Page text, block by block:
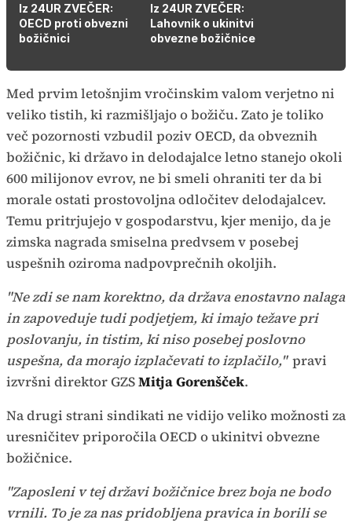
Iz 24UR ZVEČER:
OECD proti obvezni
božičnici
Iz 24UR ZVEČER:
Lahovnik o ukinitvi
obvezne božičnice
Med prvim letošnjim vročinskim valom verjetno ni
veliko tistih, ki razmišljajo o božiču. Zato je toliko
več pozornosti vzbudil poziv OECD, da obveznih
božičnic, ki državo in delodajalce letno stanejo okoli
600 milijonov evrov, ne bi smeli ohraniti ter da bi
morale ostati prostovoljna odločitev delodajalcev.
Temu pritrjujejo v gospodarstvu, kjer menijo, da je
zimska nagrada smiselna predvsem v posebej
uspešnih oziroma nadpovprečnih okoljih.
"Ne zdi se nam korektno, da država enostavno nalaga
in zapoveduje tudi podjetjem, ki imajo težave pri
poslovanju, in tistim, ki niso posebej poslovno
uspešna, da morajo izplačevati to izplačilo," pravi
izvršni direktor GZSMitja Gorenšček.
Na drugi strani sindikati ne vidijo veliko možnosti za
uresničitev priporočila OECD o ukinitvi obvezne
božičnice.
"Zaposleni v tej državi božičnice brez boja ne bodo
vrnili. To je za nas pridobljena pravica in borili se